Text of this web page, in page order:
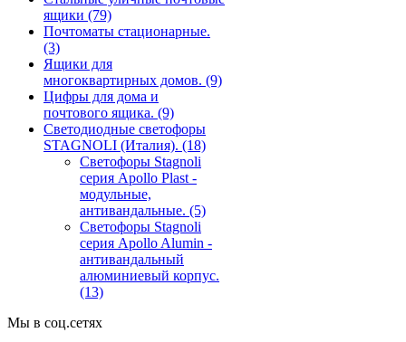
ящики (79)
Почтоматы стационарные.
(3)
Ящики для
многоквартирных домов. (9)
Цифры для дома и
почтового ящика. (9)
Светодиодные светофоры
STAGNOLI (Италия). (18)
Светофоры Stagnoli
серия Apollo Plast -
модульные,
антивандальные. (5)
Светофоры Stagnoli
серия Apollo Alumin -
антивандальный
алюминиевый корпус.
(13)
Мы в соц.сетях